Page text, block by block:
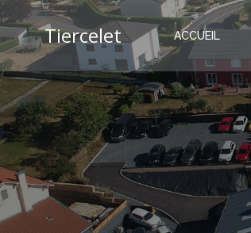
Aller
au
contenuTiercelet ACCUEIL